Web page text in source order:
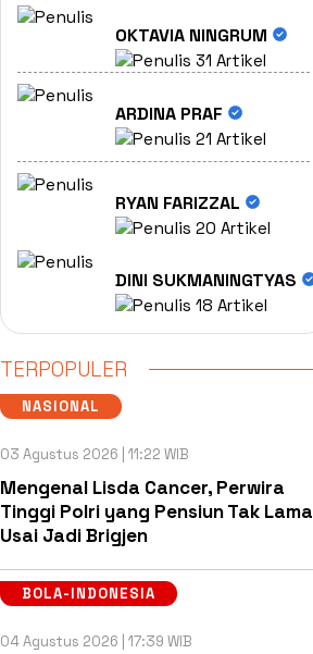
OKTAVIA NINGRUM
31 Artikel
ARDINA PRAF
21 Artikel
RYAN FARIZZAL
20 Artikel
DINI SUKMANINGTYAS
18 Artikel
TERPOPULER
NASIONAL
03 Agustus 2026 | 11:22 WIB
Mengenal Lisda Cancer, Perwira
Tinggi Polri yang Pensiun Tak Lama
Usai Jadi Brigjen
BOLA-INDONESIA
04 Agustus 2026 | 17:39 WIB